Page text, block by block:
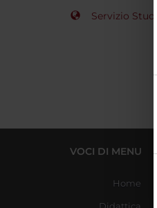
Servizio
VOCI DI MENU
Home